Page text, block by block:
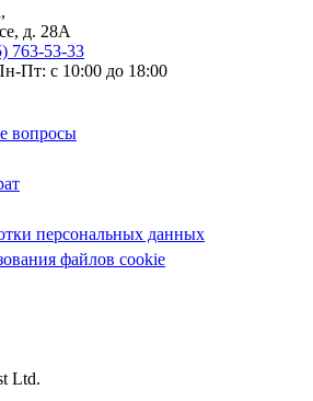
,
д. 28А
763-53-33
Пт: с 10:00 до 18:00
вопросы
персональных данных
файлов cookie
Ltd.